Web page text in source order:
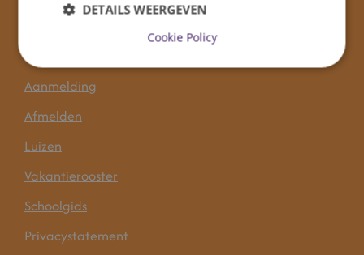
Aanmelding
Afmelden
Luizen
Vakantierooster
Schoolgids
Privacystatement
DETAILS WEERGEVEN
Cookie Policy